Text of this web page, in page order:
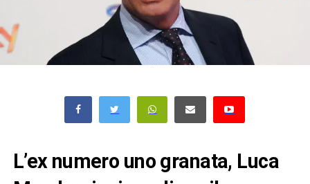
L’ex numero uno granata, Luca